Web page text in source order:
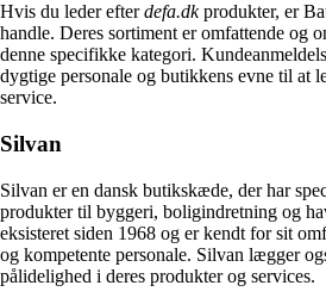
Hvis du leder efterdefa.dkprodukter, er
handle. Deres sortiment er omfattende og
denne specifikke kategori.
dygtige personale og butikkens evne til at
service.
Silvan
Silvan er en dansk butikskæde, der har
produkter til byggeri, boligindretning og
eksisteret siden 1968 og er kendt for sit
og kompetente personale. Silvan lægger
pålidelighed i deres produkter og services.